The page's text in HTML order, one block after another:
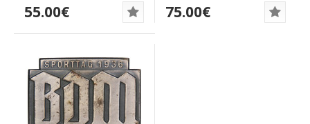
55.00€ 75.00€